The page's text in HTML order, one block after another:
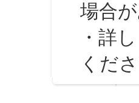
場合が
・詳し
くださ